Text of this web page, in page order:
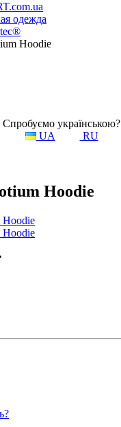
одежда
Hoodie
Спробуємо українською?
UA
RU
Hoodie